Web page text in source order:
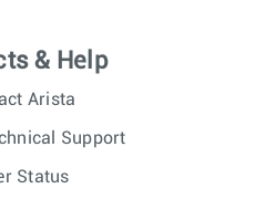
& Help
Arista
Support
Status